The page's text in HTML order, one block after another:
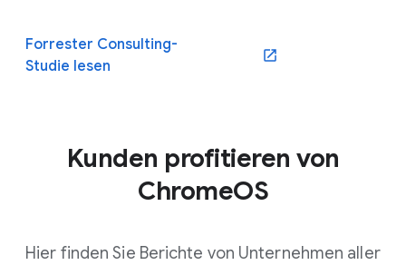
Forrester Consulting-
Studie lesen
Kunden profitieren von
ChromeOS
Hier finden Sie Berichte von Unternehmen aller